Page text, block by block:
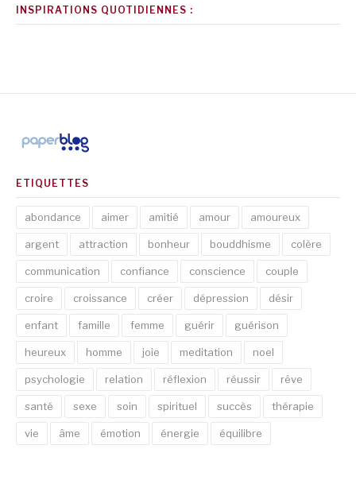
INSPIRATIONS QUOTIDIENNES :
ETIQUETTES
abondance aimer amitié amour amoureux
argent attraction bonheur bouddhisme colère
communication confiance conscience couple
croire croissance créer dépression désir
enfant famille femme guérir guérison
heureux homme joie meditation noel
psychologie relation réflexion réussir rêve
santé sexe soin spirituel succès thérapie
vie âme émotion énergie équilibre